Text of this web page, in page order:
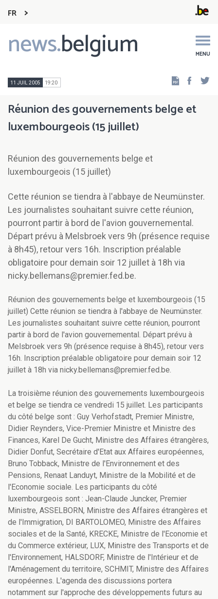
FR
news.belgium MENU
Main
navigation
11 JUIL 2005 19:20
Réunion des gouvernements belge et
luxembourgeois (15 juillet)
Réunion des gouvernements belge et
luxembourgeois (15 juillet)
Cette réunion se tiendra à l'abbaye de Neumünster.
Les journalistes souhaitant suivre cette réunion,
pourront partir à bord de l'avion gouvernemental.
Départ prévu à Melsbroek vers 9h (présence requise
à 8h45), retour vers 16h. Inscription préalable
obligatoire pour demain soir 12 juillet à 18h via
nicky.bellemans@premier.fed.be.
Réunion des gouvernements belge et luxembourgeois (15
juillet) Cette réunion se tiendra à l'abbaye de Neumünster.
Les journalistes souhaitant suivre cette réunion, pourront
partir à bord de l'avion gouvernemental. Départ prévu à
Melsbroek vers 9h (présence requise à 8h45), retour vers
16h. Inscription préalable obligatoire pour demain soir 12
juillet à 18h via nicky.bellemans@premier.fed.be.
La troisième réunion des gouvernements luxembourgeois
et belge se tiendra ce vendredi 15 juillet. Les participants
du côté belge sont : Guy Verhofstadt, Premier Ministre,
Didier Reynders, Vice-Premier Ministre et Ministre des
Finances, Karel De Gucht, Ministre des Affaires étrangères,
Didier Donfut, Secrétaire d'Etat aux Affaires européennes,
Bruno Tobback, Ministre de l'Environnement et des
Pensions, Renaat Landuyt, Ministre de la Mobilité et de
l'Economie sociale. Les participants du côté
luxembourgeois sont : Jean-Claude Juncker, Premier
Ministre, ASSELBORN, Ministre des Affaires étrangères et
de l'Immigration, DI BARTOLOMEO, Ministre des Affaires
sociales et de la Santé, KRECKE, Ministre de l'Economie et
du Commerce extérieur, LUX, Ministre des Transports et de
l'Environnement, HALSDORF, Ministre de l'Intérieur et de
l'Aménagement du territoire, SCHMIT, Ministre des Affaires
européennes. L'agenda des discussions portera
notamment sur l'approche des développements futurs au